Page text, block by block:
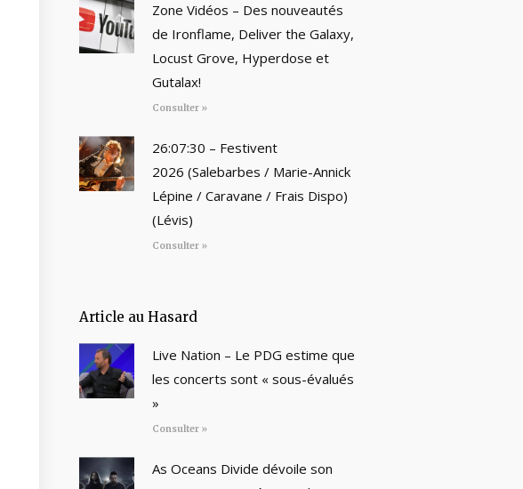
Zone Vidéos – Des nouveautés
de Ironflame, Deliver the Galaxy,
Locust Grove, Hyperdose et
Gutalax!
Consulter »
26:07:30 – Festivent
2026 (Salebarbes / Marie-Annick
Lépine / Caravane / Frais Dispo)
(Lévis)
Consulter »
Article au Hasard
Live Nation – Le PDG estime que
les concerts sont « sous-évalués
»
Consulter »
As Oceans Divide dévoile son